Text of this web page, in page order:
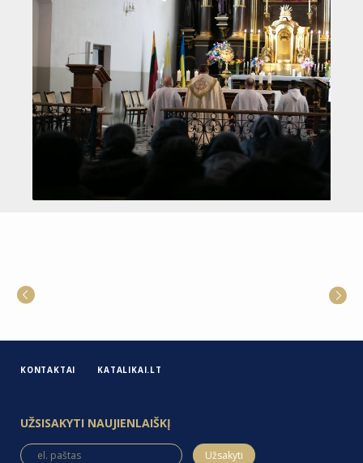
KONTAKTAI KATALIKAI.LT
UŽSISAKYTI NAUJIENLAIŠKĮ